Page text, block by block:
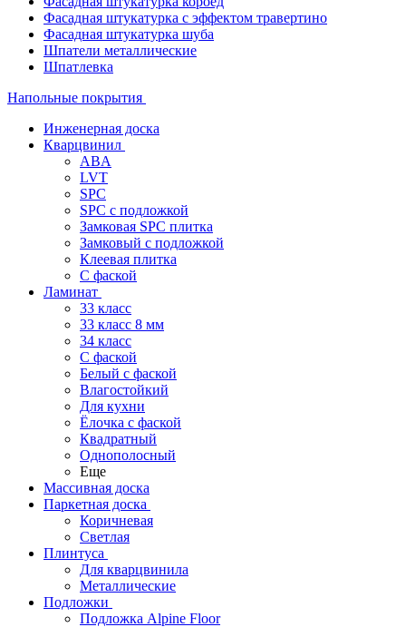
Фасадная штукатурка с эффектом травертино
Фасадная штукатурка шуба
Шпатели металлические
Шпатлевка
Напольные покрытия
Инженерная доска
Кварцвинил
ABA
LVT
SPC
SPC с подложкой
Замковая SPC плитка
Замковый с подложкой
Клеевая плитка
С фаской
Ламинат
33 класс
33 класс 8 мм
34 класс
C фаской
Белый с фаской
Влагостойкий
Для кухни
Ёлочка с фаской
Квадратный
Однополосный
Еще
Массивная доска
Паркетная доска
Коричневая
Светлая
Плинтуса
Для кварцвинила
Металлические
Подложки
Подложка Alpine Floor